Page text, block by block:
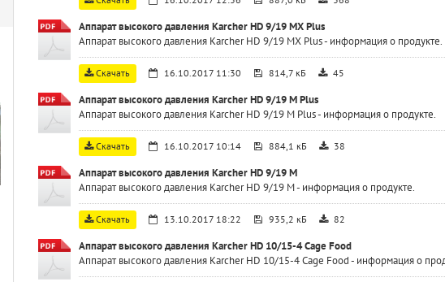
Аппарат высокого давления Karcher HD 9/19 MX Plus
Аппарат высокого давления Karcher HD 9/19 MX Plus - информация о продукте.
Скачать 16.10.2017 11:30 814,7 кБ 45
Аппарат высокого давления Karcher HD 9/19 M Plus
Аппарат высокого давления Karcher HD 9/19 M Plus - информация о продукте.
Скачать 16.10.2017 10:14 884,1 кБ 38
Аппарат высокого давления Karcher HD 9/19 M
Аппарат высокого давления Karcher HD 9/19 M - информация о продукте.
Скачать 13.10.2017 18:22 935,2 кБ 82
Аппарат высокого давления Karcher HD 10/15-4 Cage Food
Аппарат высокого давления Karcher HD 10/15-4 Cage Food - информация о